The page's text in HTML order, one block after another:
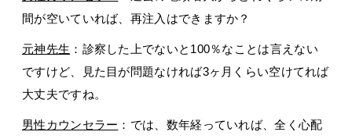
間が空いていれば、再注入はできますか？
元神先生 ：診察した上でないと100％なことは言えない
ですけど、見た目が問題なければ3ヶ月くらい空けてれば
大丈夫ですね。
男性カウンセラー ：では、数年経っていれば、全く心配